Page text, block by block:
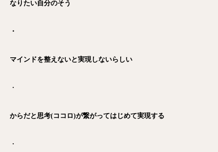
なりたい自分のそう
・
マインドを整えないと実現しないらしい
・
からだと思考(ココロ)が繋がってはじめて実現する
・